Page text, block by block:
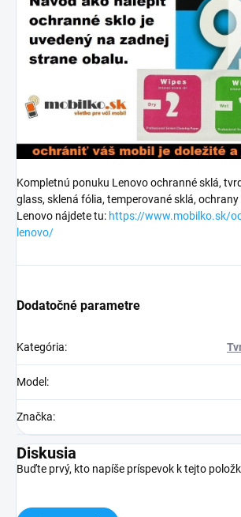
Kompletnú ponuku Lenovo ochranné sklá,
glass, sklená fólia, temperované sklá,
Lenovo nájdete tu: https://www.mobilko.sk/
lenovo/
Dodatočné parametre
Kategória:
Model :
Značka:
Diskusia
Buďte prvý, kto napíše príspevok k tejto